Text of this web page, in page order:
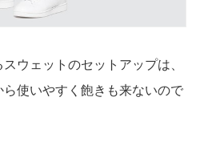
ウェットのセットアップは、
使いやすく飽きも来ないので